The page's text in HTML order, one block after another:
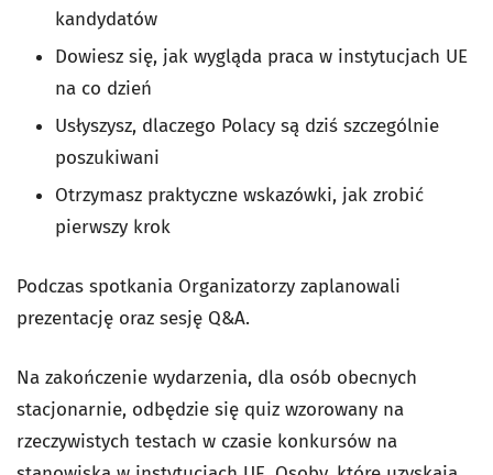
kandydatów
Dowiesz się, jak wygląda praca w instytucjach UE
na co dzień
Usłyszysz, dlaczego Polacy są dziś szczególnie
poszukiwani
Otrzymasz praktyczne wskazówki, jak zrobić
pierwszy krok
Podczas spotkania Organizatorzy zaplanowali
prezentację oraz sesję Q&A.
Na zakończenie wydarzenia, dla osób obecnych
stacjonarnie, odbędzie się quiz wzorowany na
rzeczywistych testach w czasie konkursów na